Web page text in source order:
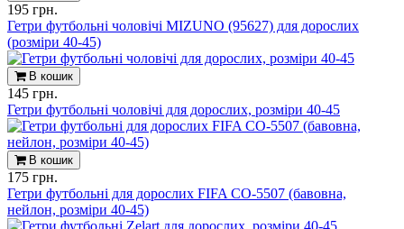
195 грн.
Гетри футбольні чоловічі MIZUNO (95627) для дорослих
(розміри 40-45)
В кошик
145 грн.
Гетри футбольні чоловічі для дорослих, розміри 40-45
В кошик
175 грн.
Гетри футбольні для дорослих FIFA CO-5507 (бавовна,
нейлон, розміри 40-45)